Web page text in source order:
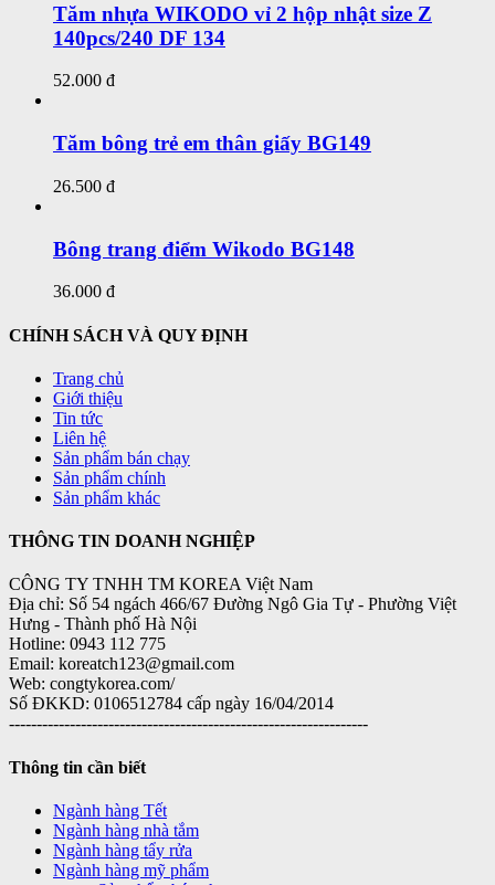
Tăm nhựa WIKODO vỉ 2 hộp nhật size Z
140pcs/240 DF 134
52.000 đ
Tăm bông trẻ em thân giấy BG149
26.500 đ
Bông trang điểm Wikodo BG148
36.000 đ
CHÍNH SÁCH VÀ QUY ĐỊNH
Trang chủ
Giới thiệu
Tin tức
Liên hệ
Sản phẩm bán chạy
Sản phẩm chính
Sản phẩm khác
THÔNG TIN DOANH NGHIỆP
CÔNG TY TNHH TM KOREA Việt Nam
Địa chỉ: Số 54 ngách 466/67 Đường Ngô Gia Tự - Phường Việt
Hưng - Thành phố Hà Nội
Hotline: 0943 112 775
Email: koreatch123@gmail.com
Web: congtykorea.com/
Số ĐKKD: 0106512784 cấp ngày 16/04/2014
-----------------------------------------------------------------
Thông tin cần biết
Ngành hàng Tết
Ngành hàng nhà tắm
Ngành hàng tẩy rửa
Ngành hàng mỹ phẩm